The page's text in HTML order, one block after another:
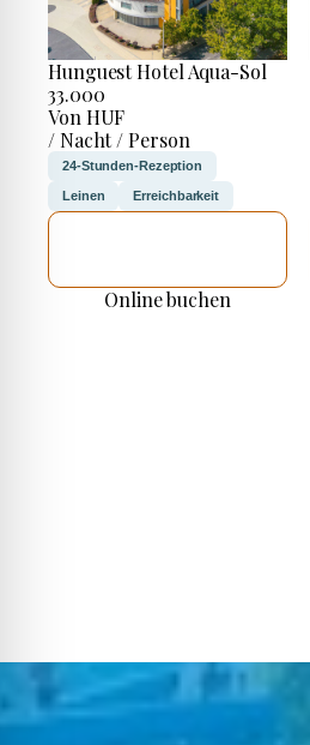
Hunguest Hotel Aqua-Sol
33.000
Von HUF
/ Nacht / Person
24-Stunden-Rezeption
Leinen Erreichbarkeit
Online buchen